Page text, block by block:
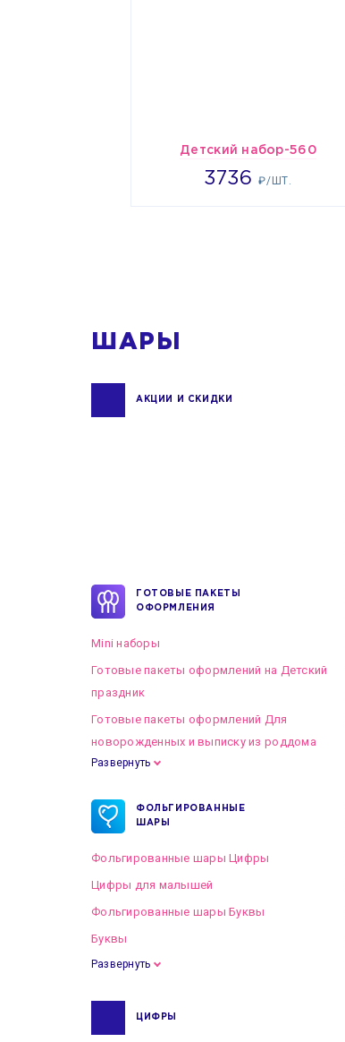
Детский набор-560
3736₽/ШТ.
3736
ШАРЫ
АКЦИИ И СКИДКИ
ГОТОВЫЕ ПАКЕТЫ
ОФОРМЛЕНИЯ
Mini наборы
Готовые пакеты оформлений на Детский
праздник
Готовые пакеты оформлений Для
новорожденных и выписку из роддома
Готовые пакеты оформлений на Свадьбу
Развернуть
ФОЛЬГИРОВАННЫЕ
ШАРЫ
Фольгированные шары Цифры
Цифры для малышей
Фольгированные шары Буквы
Буквы
Развернуть
ЦИФРЫ